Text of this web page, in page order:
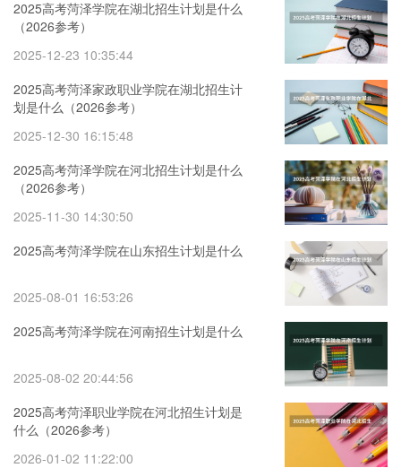
2025高考菏泽学院在湖北招生计划是什么
（2026参考）
2025-12-23 10:35:44
2025高考菏泽家政职业学院在湖北招生计
划是什么（2026参考）
2025-12-30 16:15:48
2025高考菏泽学院在河北招生计划是什么
（2026参考）
2025-11-30 14:30:50
2025高考菏泽学院在山东招生计划是什么
2025-08-01 16:53:26
2025高考菏泽学院在河南招生计划是什么
2025-08-02 20:44:56
2025高考菏泽职业学院在河北招生计划是
什么（2026参考）
2026-01-02 11:22:00